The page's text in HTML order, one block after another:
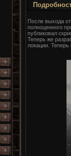
После выхода
полноценного
публиковал
Теперь же
локации.